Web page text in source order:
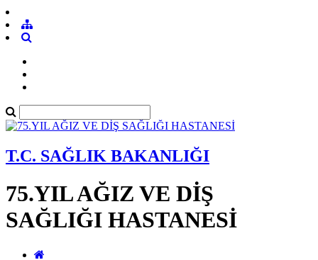
T.C. SAĞLIK BAKANLIĞI
75.YIL AĞIZ VE DİŞ
SAĞLIĞI HASTANESİ